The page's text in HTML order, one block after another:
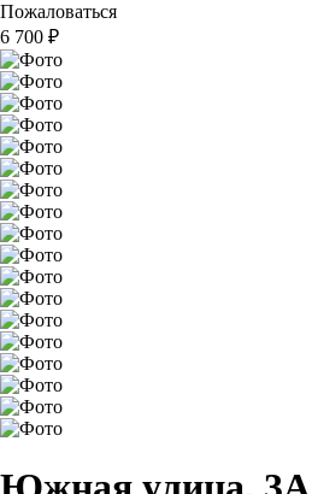
Пожаловаться
6 700 ₽